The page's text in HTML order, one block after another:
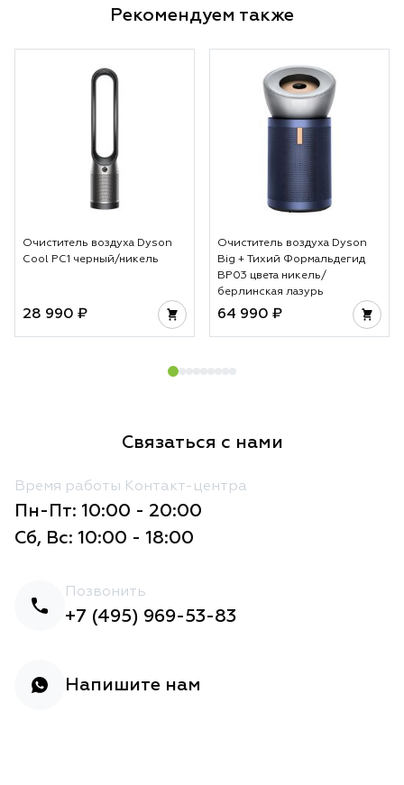
Рекомендуем также
Очиститель воздуха Dyson
Cool PC1 черный/никель
28 990 ₽
Очиститель воздуха Dyson
Big + Тихий Формальдегид
BP03 цвета никель/
берлинская лазурь
64 990 ₽
Связаться с нами
Время работы Контакт-центра
Пн-Пт: 10:00 - 20:00
Сб, Вс: 10:00 - 18:00
Позвонить
+7 (495) 969-53-83
Напишите нам